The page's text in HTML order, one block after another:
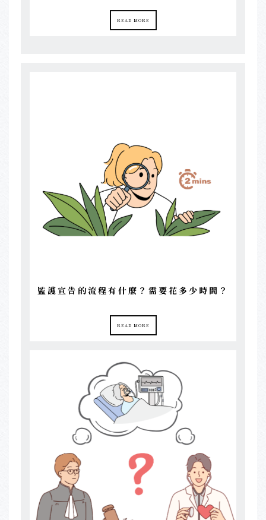
READ MORE
監護宣告的流程有什麼？需要花多少時間？
READ MORE